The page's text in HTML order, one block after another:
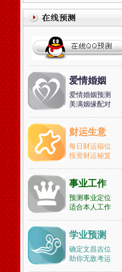
品牌设计找玄术子先生没错
中国起名改名大全中国地名
区宣武区朝阳区海淀区丰台
房山区通州区顺义区昌平区
兴区怀柔区平谷区密云县延
县门头沟区石景山区天津市和
平区河东区河西区南开区河北
区红桥区塘沽区汉沽区大港区
东丽区西青区北辰区津南区
清区宝坻区静海县蓟县滨海新
区河北省石家庄市张家口市承
德市保定市沧州市唐山市邢台
市邯郸市衡水市秦皇岛市廊坊
市辛集市藁城市晋州市新乐市
鹿泉市遵化市迁安市武安市南
宫市沙河市涿州市定州市安国
市泊头市任丘市黄骅市河间市
霸州市三河市冀州市深州市
碑店市山西省太原市古交市大
同市阳泉市长治市潞城市晋城
市高平市朔州市晋中市介休市
运城市河津市永济市忻州市原
爱情婚姻
爱情婚姻预测
美满姻缘配对
财运生意
每日财运福位
投资财运秘笈
事业工作
预测事业定位
适合本人工作
学业预测
确定文昌吉位
助你无敌考运